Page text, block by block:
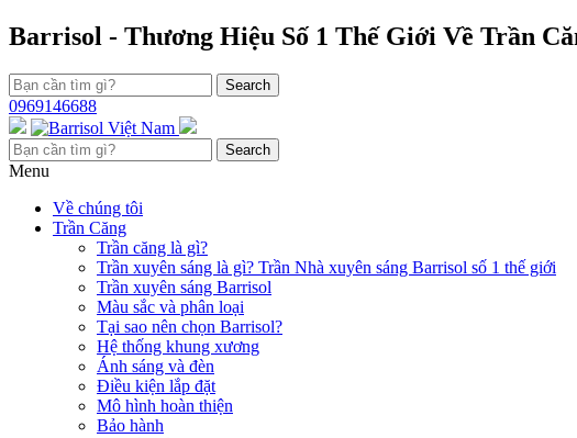
Chuyển
đến
nội
dung
Barrisol - Thương Hiệu Số 1 Thế Giới Về Trần
Search
0969146688
Search
Menu
Về chúng tôi
Trần Căng
Trần căng là gì?
Trần xuyên sáng là gì? Trần Nhà xuyên sáng Barrisol số 1 thế giới
Trần xuyên sáng Barrisol
Màu sắc và phân loại
Tại sao nên chọn Barrisol?
Hệ thống khung xương
Ánh sáng và đèn
Điều kiện lắp đặt
Mô hình hoàn thiện
Bảo hành